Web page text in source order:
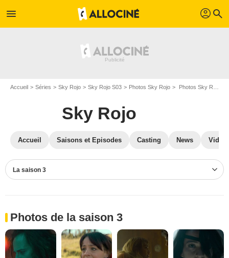
menu profil search
Accueil Séries Sky Rojo Sky Rojo S03 Photos Sky Rojo Photos Sky Rojo S03
Sky Rojo
Accueil Saisons et Episodes Casting News
La saison 3
Photos de la saison 3